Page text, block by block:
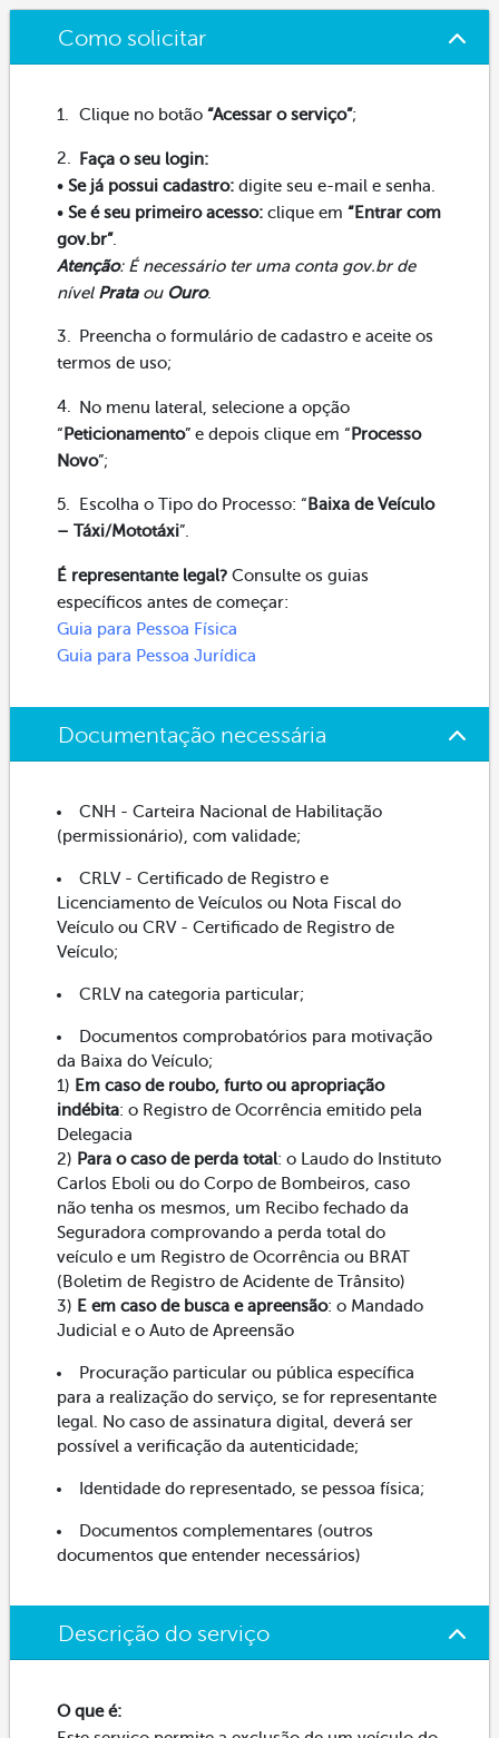
Como solicitar
Clique no botão “Acessar o serviço”;
Faça o seu login:
• Se já possui cadastro: digite seu e-mail e senha.
• Se é seu primeiro acesso: clique em “Entrar com
gov.br”.
Atenção: É necessário ter uma conta gov.br de
nível Prataou Ouro.
Preencha o formulário de cadastro e aceite os
termos de uso;
No menu lateral, selecione a opção
“ Peticionamento” e depois clique em “ Processo
Novo”;
Escolha o Tipo do Processo: “ Baixa de Veículo
– Táxi/Mototáxi”.
É representante legal? Consulte os guias
específicos antes de começar:
Guia para Pessoa Física
Guia para Pessoa Jurídica
Documentação necessária
CNH - Carteira Nacional de Habilitação
(permissionário), com validade;
CRLV - Certificado de Registro e
Licenciamento de Veículos ou Nota Fiscal do
Veículo ou CRV - Certificado de Registro de
Veículo;
CRLV na categoria particular;
Documentos comprobatórios para motivação
da Baixa do Veículo;
1) Em caso de roubo, furto ou apropriação
indébita: o Registro de Ocorrência emitido pela
Delegacia
2) Para o caso de perda total: o Laudo do Instituto
Carlos Eboli ou do Corpo de Bombeiros, caso
não tenha os mesmos, um Recibo fechado da
Seguradora comprovando a perda total do
veículo e um Registro de Ocorrência ou BRAT
(Boletim de Registro de Acidente de Trânsito)
3) E em caso de busca e apreensão: o Mandado
Judicial e o Auto de Apreensão
Procuração particular ou pública específica
para a realização do serviço, se for representante
legal. No caso de assinatura digital, deverá ser
possível a verificação da autenticidade;
Identidade do representado, se pessoa física;
Documentos complementares (outros
documentos que entender necessários)
Descrição do serviço
O que é: